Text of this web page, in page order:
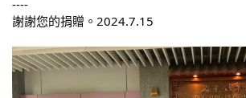
----
謝謝您的捐贈。2024.7.15